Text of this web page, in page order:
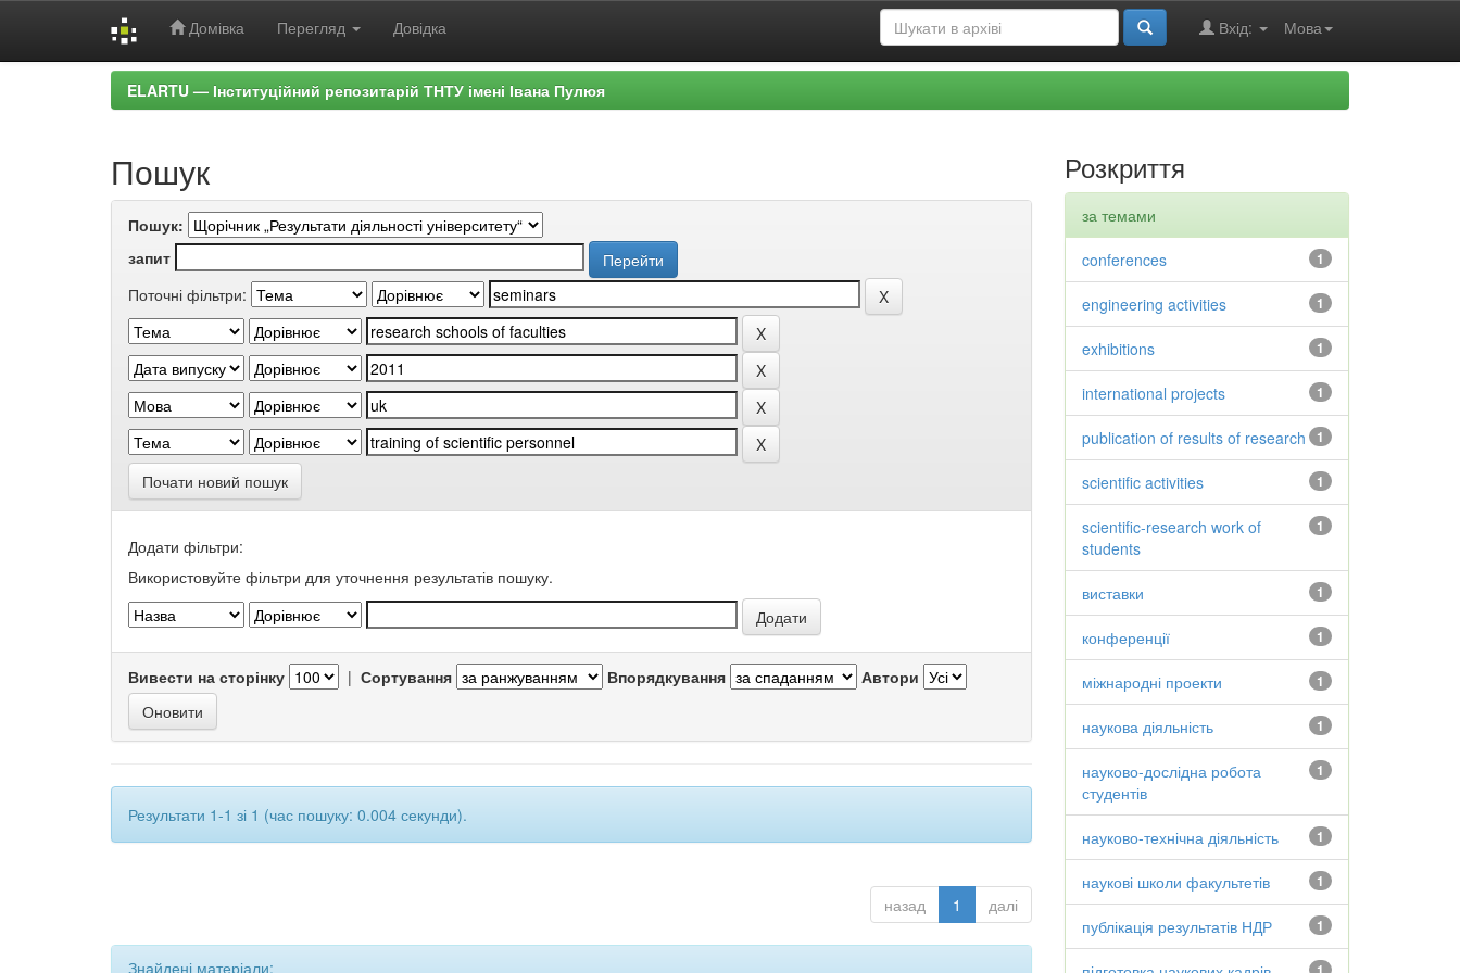
Домівка Перегляд Довідка Мова
Вхід:
ELARTU — Інституційний репозитарій ТНТУ імені Івана Пулюя
Пошук
Пошук:
запит
Поточні фільтри:
Почати новий пошук
Додати фільтри:
Використовуйте фільтри для уточнення результатів пошуку.
Вивести на сторінку | Сортування Впорядкування Автори
Результати 1-1 зі 1 (час пошуку: 0.004 секунди).
назад 1 далі
Знайдені матеріали:
Розкриття
за темами
1
conferences
1
engineering activities
1
exhibitions
1
international projects
1
publication of results of research
1
scientific activities
1
scientific-research work of
students
1
виставки
1
конференції
1
міжнародні проекти
1
наукова діяльність
1
науково-дослідна робота
студентів
1
науково-технічна діяльність
1
наукові школи факультетів
1
публікація результатів НДР